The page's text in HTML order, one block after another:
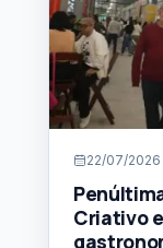
Todas as
DATA INICIAL
ORDENAÇÃO
Mais
22/07/2026
Criativo